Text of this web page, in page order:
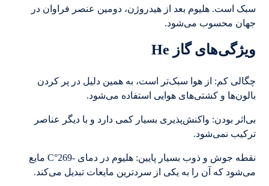
سبک است. هلیوم بعد از هیدروژن، دومین عنصر فراوان در
جهان محسوب می‌شود.
ویژگی‌های گاز He
چگالی کم: از هوا سبک‌تر است، به همین دلیل در پر کردن
بالون‌ها و کشتی‌های هوایی استفاده می‌شود.
بی‌اثر بودن: واکنش‌پذیری بسیار کمی دارد و با دیگر عناصر
ترکیب نمی‌شود.
نقطه جوش و ذوب بسیار پایین: هلیوم در دمای -269°C مایع
می‌شود که آن را به یکی از سردترین مایعات تبدیل می‌کند.